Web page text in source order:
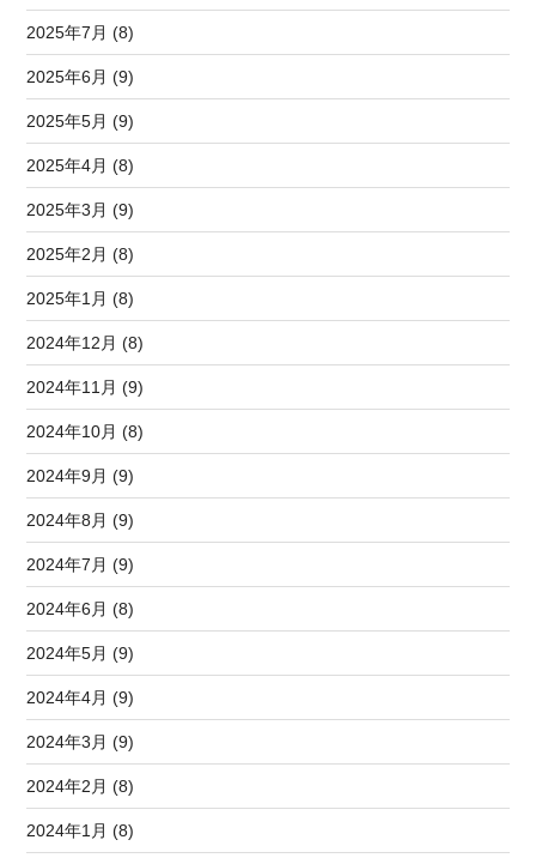
2025年7月 (8)
2025年6月 (9)
2025年5月 (9)
2025年4月 (8)
2025年3月 (9)
2025年2月 (8)
2025年1月 (8)
2024年12月 (8)
2024年11月 (9)
2024年10月 (8)
2024年9月 (9)
2024年8月 (9)
2024年7月 (9)
2024年6月 (8)
2024年5月 (9)
2024年4月 (9)
2024年3月 (9)
2024年2月 (8)
2024年1月 (8)